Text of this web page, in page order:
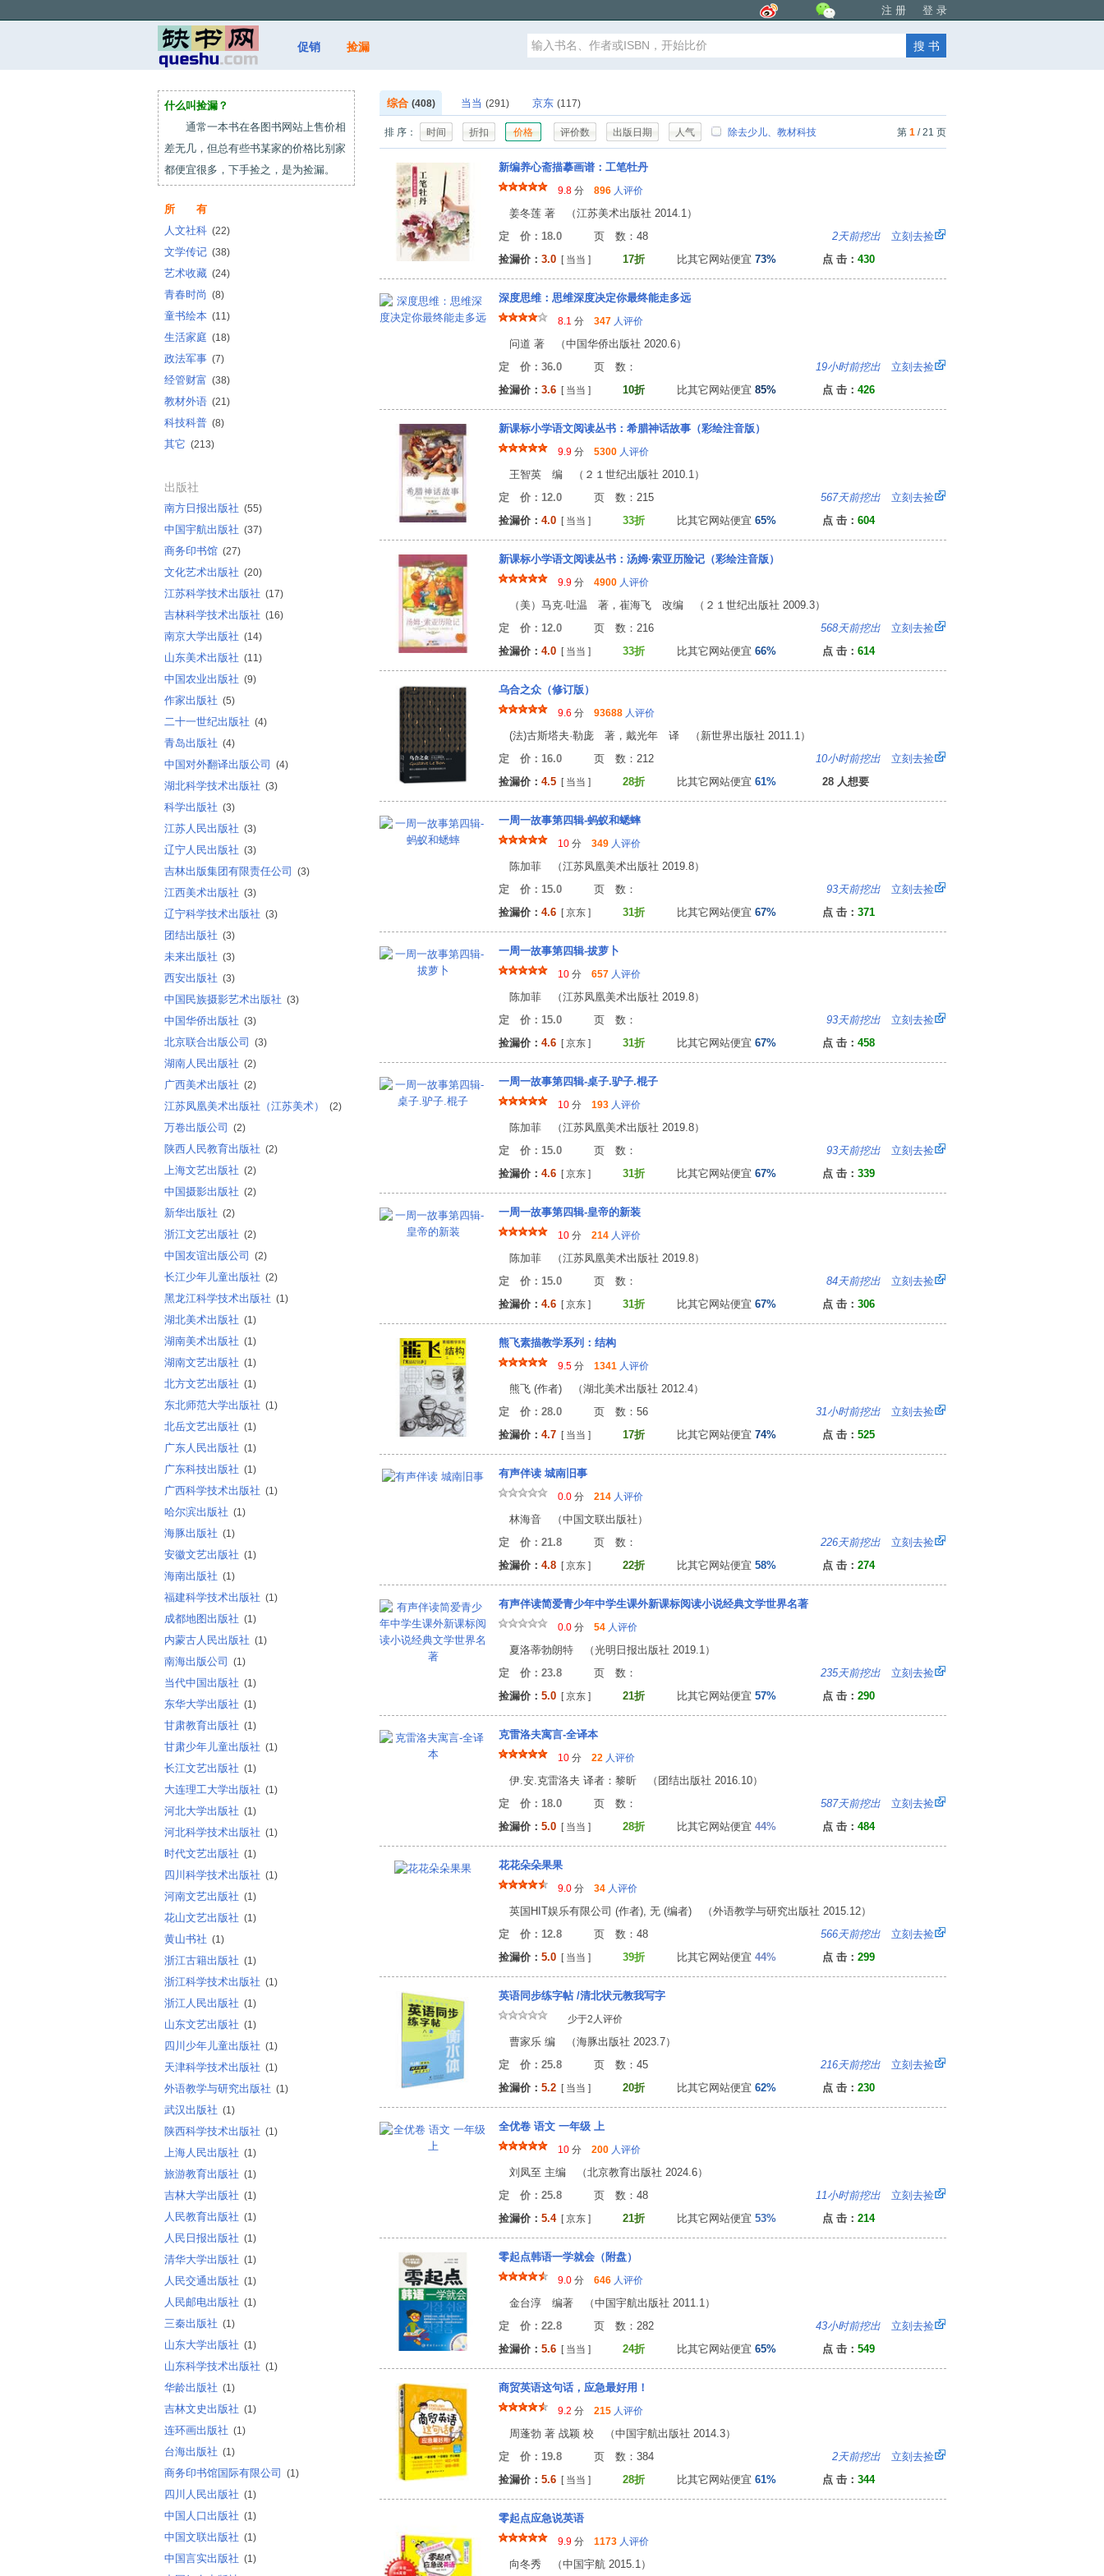
注 册 登 录
促销 捡漏
什么叫捡漏？
通常一本书在各图书网站上售价相
差无几，但总有些书某家的价格比别家
都便宜很多，下手捡之，是为捡漏。
所 有
人文社科 (22)
文学传记 (38)
艺术收藏 (24)
青春时尚 (8)
童书绘本 (11)
生活家庭 (18)
政法军事 (7)
经管财富 (38)
教材外语 (21)
科技科普 (8)
其它 (213)
出版社
南方日报出版社 (55)
中国宇航出版社 (37)
商务印书馆 (27)
文化艺术出版社 (20)
江苏科学技术出版社 (17)
吉林科学技术出版社 (16)
南京大学出版社 (14)
山东美术出版社 (11)
中国农业出版社 (9)
作家出版社 (5)
二十一世纪出版社 (4)
青岛出版社 (4)
中国对外翻译出版公司 (4)
湖北科学技术出版社 (3)
科学出版社 (3)
江苏人民出版社 (3)
辽宁人民出版社 (3)
吉林出版集团有限责任公司 (3)
江西美术出版社 (3)
辽宁科学技术出版社 (3)
团结出版社 (3)
未来出版社 (3)
西安出版社 (3)
中国民族摄影艺术出版社 (3)
中国华侨出版社 (3)
北京联合出版公司 (3)
湖南人民出版社 (2)
广西美术出版社 (2)
江苏凤凰美术出版社（江苏美术） (2)
万卷出版公司 (2)
陕西人民教育出版社 (2)
上海文艺出版社 (2)
中国摄影出版社 (2)
新华出版社 (2)
浙江文艺出版社 (2)
中国友谊出版公司 (2)
长江少年儿童出版社 (2)
黑龙江科学技术出版社 (1)
湖北美术出版社 (1)
湖南美术出版社 (1)
湖南文艺出版社 (1)
北方文艺出版社 (1)
东北师范大学出版社 (1)
北岳文艺出版社 (1)
广东人民出版社 (1)
广东科技出版社 (1)
广西科学技术出版社 (1)
哈尔滨出版社 (1)
海豚出版社 (1)
安徽文艺出版社 (1)
海南出版社 (1)
福建科学技术出版社 (1)
成都地图出版社 (1)
内蒙古人民出版社 (1)
南海出版公司 (1)
当代中国出版社 (1)
东华大学出版社 (1)
甘肃教育出版社 (1)
甘肃少年儿童出版社 (1)
长江文艺出版社 (1)
大连理工大学出版社 (1)
河北大学出版社 (1)
河北科学技术出版社 (1)
时代文艺出版社 (1)
四川科学技术出版社 (1)
河南文艺出版社 (1)
花山文艺出版社 (1)
黄山书社 (1)
浙江古籍出版社 (1)
浙江科学技术出版社 (1)
浙江人民出版社 (1)
山东文艺出版社 (1)
四川少年儿童出版社 (1)
天津科学技术出版社 (1)
外语教学与研究出版社 (1)
武汉出版社 (1)
陕西科学技术出版社 (1)
上海人民出版社 (1)
旅游教育出版社 (1)
吉林大学出版社 (1)
人民教育出版社 (1)
人民日报出版社 (1)
清华大学出版社 (1)
人民交通出版社 (1)
人民邮电出版社 (1)
三秦出版社 (1)
山东大学出版社 (1)
山东科学技术出版社 (1)
华龄出版社 (1)
吉林文史出版社 (1)
连环画出版社 (1)
台海出版社 (1)
商务印书馆国际有限公司 (1)
四川人民出版社 (1)
中国人口出版社 (1)
中国文联出版社 (1)
中国言实出版社 (1)
综合 (408) 当当 (291) 京东 (117)
排 序： 时间 折扣 价格 评价数 出版日期 人气 除去少儿、教材科技 第 1 / 21 页
新编养心斋描摹画谱：工笔牡丹
9.8 分 896 人评价
姜冬莲 著 （江苏美术出版社 2014.1）
定 价：18.0 页 数：48 2天前挖出 立刻去捡
捡漏价： 3.0 [ 当当 ] 17折 比其它网站便宜 73% 点 击： 430
深度思维：思维深度决定你最终能走多远
8.1 分 347 人评价
问道 著 （中国华侨出版社 2020.6）
定 价：36.0 页 数： 19小时前挖出 立刻去捡
捡漏价： 3.6 [ 当当 ] 10折 比其它网站便宜 85% 点 击： 426
新课标小学语文阅读丛书：希腊神话故事（彩绘注音版）
9.9 分 5300 人评价
王智英 编 （２１世纪出版社 2010.1）
定 价：12.0 页 数：215 567天前挖出 立刻去捡
捡漏价： 4.0 [ 当当 ] 33折 比其它网站便宜 65% 点 击： 604
新课标小学语文阅读丛书：汤姆·索亚历险记（彩绘注音版）
9.9 分 4900 人评价
（美）马克·吐温 著，崔海飞 改编 （２１世纪出版社 2009.3）
定 价：12.0 页 数：216 568天前挖出 立刻去捡
捡漏价： 4.0 [ 当当 ] 33折 比其它网站便宜 66% 点 击： 614
乌合之众（修订版）
9.6 分 93688 人评价
(法)古斯塔夫·勒庞 著，戴光年 译 （新世界出版社 2011.1）
定 价：16.0 页 数：212 10小时前挖出 立刻去捡
捡漏价： 4.5 [ 当当 ] 28折 比其它网站便宜 61% 28 人想要
一周一故事第四辑-蚂蚁和蟋蟀
10 分 349 人评价
陈加菲 （江苏凤凰美术出版社 2019.8）
定 价：15.0 页 数： 93天前挖出 立刻去捡
捡漏价： 4.6 [ 京东 ] 31折 比其它网站便宜 67% 点 击： 371
一周一故事第四辑-拔萝卜
10 分 657 人评价
陈加菲 （江苏凤凰美术出版社 2019.8）
定 价：15.0 页 数： 93天前挖出 立刻去捡
捡漏价： 4.6 [ 京东 ] 31折 比其它网站便宜 67% 点 击： 458
一周一故事第四辑-桌子.驴子.棍子
10 分 193 人评价
陈加菲 （江苏凤凰美术出版社 2019.8）
定 价：15.0 页 数： 93天前挖出 立刻去捡
捡漏价： 4.6 [ 京东 ] 31折 比其它网站便宜 67% 点 击： 339
一周一故事第四辑-皇帝的新装
10 分 214 人评价
陈加菲 （江苏凤凰美术出版社 2019.8）
定 价：15.0 页 数： 84天前挖出 立刻去捡
捡漏价： 4.6 [ 京东 ] 31折 比其它网站便宜 67% 点 击： 306
熊飞素描教学系列：结构
9.5 分 1341 人评价
熊飞 (作者) （湖北美术出版社 2012.4）
定 价：28.0 页 数：56 31小时前挖出 立刻去捡
捡漏价： 4.7 [ 当当 ] 17折 比其它网站便宜 74% 点 击： 525
有声伴读 城南旧事
0.0 分 214 人评价
林海音 （中国文联出版社）
定 价：21.8 页 数： 226天前挖出 立刻去捡
捡漏价： 4.8 [ 京东 ] 22折 比其它网站便宜 58% 点 击： 274
有声伴读简爱青少年中学生课外新课标阅读小说经典文学世界名著
0.0 分 54 人评价
夏洛蒂勃朗特 （光明日报出版社 2019.1）
定 价：23.8 页 数： 235天前挖出 立刻去捡
捡漏价： 5.0 [ 京东 ] 21折 比其它网站便宜 57% 点 击： 290
克雷洛夫寓言-全译本
10 分 22 人评价
伊.安.克雷洛夫 译者：黎昕 （团结出版社 2016.10）
定 价：18.0 页 数： 587天前挖出 立刻去捡
捡漏价： 5.0 [ 当当 ] 28折 比其它网站便宜 44% 点 击： 484
花花朵朵果果
9.0 分 34 人评价
英国HIT娱乐有限公司 (作者), 无 (编者) （外语教学与研究出版社 2015.12）
定 价：12.8 页 数：48 566天前挖出 立刻去捡
捡漏价： 5.0 [ 当当 ] 39折 比其它网站便宜 44% 点 击： 299
英语同步练字帖 /清北状元教我写字
少于2人评价
曹家乐 编 （海豚出版社 2023.7）
定 价：25.8 页 数：45 216天前挖出 立刻去捡
捡漏价： 5.2 [ 当当 ] 20折 比其它网站便宜 62% 点 击： 230
全优卷 语文 一年级 上
10 分 200 人评价
刘凤至 主编 （北京教育出版社 2024.6）
定 价：25.8 页 数：48 11小时前挖出 立刻去捡
捡漏价： 5.4[ 京东 ] 21折 比其它网站便宜 53% 点 击： 214
零起点韩语一学就会（附盘）
9.0 分 646 人评价
金台淳 编著 （中国宇航出版社 2011.1）
定 价：22.8 页 数：282 43小时前挖出 立刻去捡
捡漏价： 5.6 [ 当当 ] 24折 比其它网站便宜 65% 点 击： 549
商贸英语这句话，应急最好用！
9.2 分 215 人评价
周蓬勃 著 战颖 校 （中国宇航出版社 2014.3）
定 价：19.8 页 数：384 2天前挖出 立刻去捡
捡漏价： 5.6 [ 当当 ] 28折 比其它网站便宜 61% 点 击： 344
零起点应急说英语
9.9 分 1173 人评价
向冬秀 （中国宇航 2015.1）